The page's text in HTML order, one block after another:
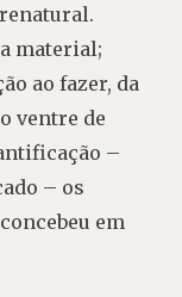
material;
ao fazer, da
ventre de
–
– os
em